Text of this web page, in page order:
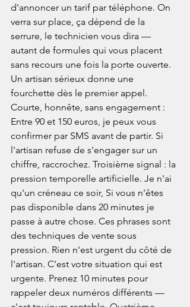
d'annoncer un tarif par téléphone. On
verra sur place, ça dépend de la
serrure, le technicien vous dira —
autant de formules qui vous placent
sans recours une fois la porte ouverte.
Un artisan sérieux donne une
fourchette dès le premier appel.
Courte, honnête, sans engagement :
Entre 90 et 150 euros, je peux vous
confirmer par SMS avant de partir. Si
l'artisan refuse de s'engager sur un
chiffre, raccrochez. Troisième signal : la
pression temporelle artificielle. Je n'ai
qu'un créneau ce soir, Si vous n'êtes
pas disponible dans 20 minutes je
passe à autre chose. Ces phrases sont
des techniques de vente sous
pression. Rien n'est urgent du côté de
l'artisan. C'est votre situation qui est
urgente. Prenez 10 minutes pour
rappeler deux numéros différents —